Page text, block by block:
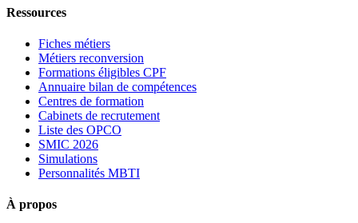
Ressources
Fiches métiers
Métiers reconversion
Formations éligibles CPF
Annuaire bilan de compétences
Centres de formation
Cabinets de recrutement
Liste des OPCO
SMIC 2026
Simulations
Personnalités MBTI
À propos